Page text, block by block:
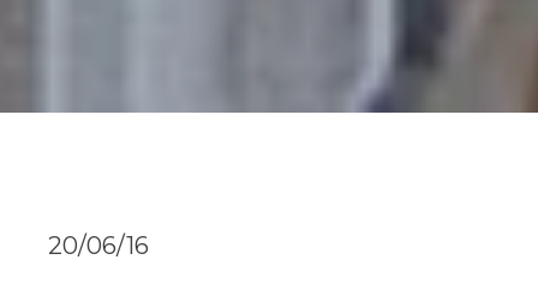
20/06/16